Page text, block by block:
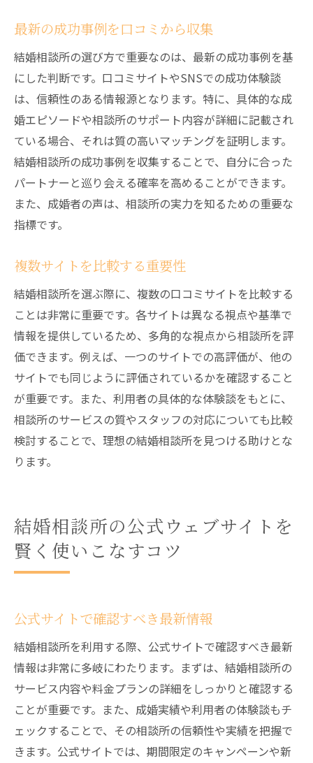
最新の成功事例を口コミから収集
結婚相談所の選び方で重要なのは、最新の成功事例を基
にした判断です。口コミサイトやSNSでの成功体験談
は、信頼性のある情報源となります。特に、具体的な成
婚エピソードや相談所のサポート内容が詳細に記載され
ている場合、それは質の高いマッチングを証明します。
結婚相談所の成功事例を収集することで、自分に合った
パートナーと巡り会える確率を高めることができます。
また、成婚者の声は、相談所の実力を知るための重要な
指標です。
複数サイトを比較する重要性
結婚相談所を選ぶ際に、複数の口コミサイトを比較する
ことは非常に重要です。各サイトは異なる視点や基準で
情報を提供しているため、多角的な視点から相談所を評
価できます。例えば、一つのサイトでの高評価が、他の
サイトでも同じように評価されているかを確認すること
が重要です。また、利用者の具体的な体験談をもとに、
相談所のサービスの質やスタッフの対応についても比較
検討することで、理想の結婚相談所を見つける助けとな
ります。
結婚相談所の公式ウェブサイトを
賢く使いこなすコツ
公式サイトで確認すべき最新情報
結婚相談所を利用する際、公式サイトで確認すべき最新
情報は非常に多岐にわたります。まずは、結婚相談所の
サービス内容や料金プランの詳細をしっかりと確認する
ことが重要です。また、成婚実績や利用者の体験談もチ
ェックすることで、その相談所の信頼性や実績を把握で
きます。公式サイトでは、期間限定のキャンペーンや新